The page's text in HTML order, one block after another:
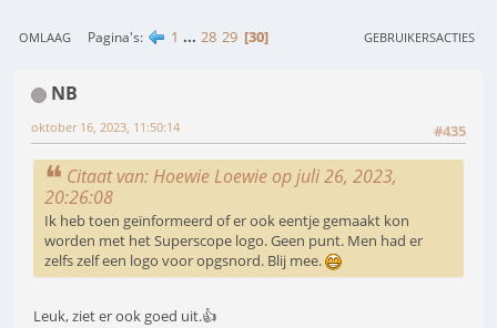
OMLAAG Pagina's 1 ... 28 29 30 GEBRUIKERSACTIES
NB
#435
oktober 16, 2023, 11:50:14
Citaat van: Hoewie Loewie op juli 26, 2023,
20:26:08
Ik heb toen geïnformeerd of er ook eentje gemaakt kon
worden met het Superscope logo. Geen punt. Men had er
zelfs zelf een logo voor opgsnord. Blij mee.
Leuk, ziet er ook goed uit.👍